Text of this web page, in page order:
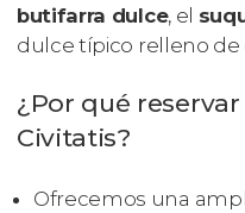
butifarra dulce, el
dulce típico relleno de
¿Por qué
Civitatis?
Ofrecemos una